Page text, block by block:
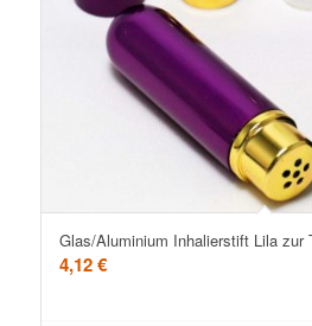
5.00
Glas/Aluminium Inhalierstift Lila zur
4,12€